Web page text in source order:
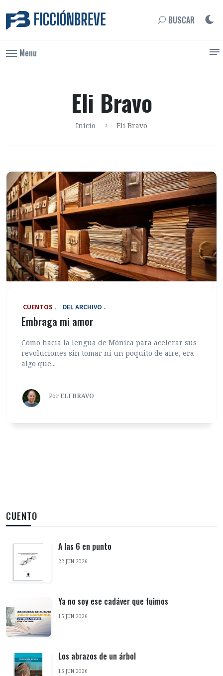
BUSCAR
Menu
Eli Bravo
Inicio Eli Bravo
‎ CUENTOS DEL ARCHIVO
Embraga mi amor
Cómo hacía la lengua de Mónica para acelerar sus
revoluciones sin tomar ni un poquito de aire, era
algo que...
Por ELI BRAVO
CUENTO
A las 6 en punto
22 JUN 2026
Ya no soy ese cadáver que fuimos
15 JUN 2026
Los abrazos de un árbol
15 JUN 2026